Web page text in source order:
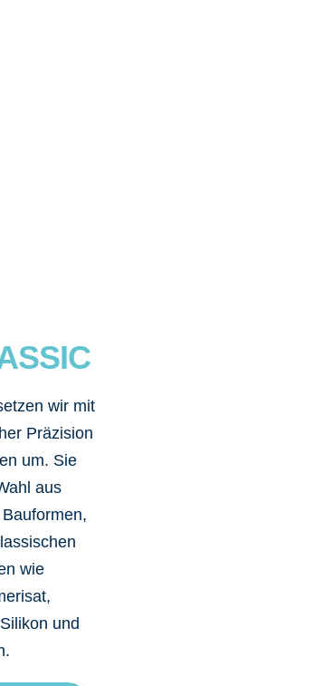
wir mit
Präzision
um. Sie
aus
wie
und